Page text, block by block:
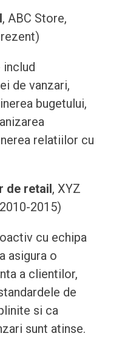
, ABC Store,
includ
de vanzari,
bugetului,
relatiilor cu
de retail, XYZ
2015)
cu echipa
asigura o
a clientilor,
de
si ca
sunt atinse.